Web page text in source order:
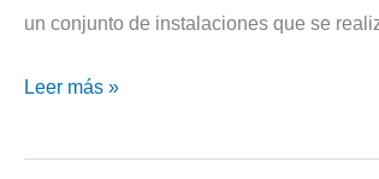
un conjunto de instalaciones que se
ICT
Infraestructura
Leer más »